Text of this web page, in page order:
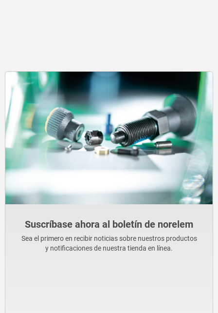
Suscríbase ahora al boletín de norelem
Sea el primero en recibir noticias sobre nuestros productos
y notificaciones de nuestra tienda en línea.